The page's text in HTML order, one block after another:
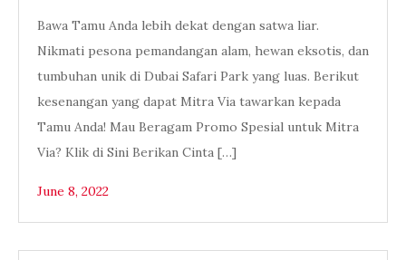
Bawa Tamu Anda lebih dekat dengan satwa liar.
Nikmati pesona pemandangan alam, hewan eksotis, dan
tumbuhan unik di Dubai Safari Park yang luas. Berikut
kesenangan yang dapat Mitra Via tawarkan kepada
Tamu Anda! Mau Beragam Promo Spesial untuk Mitra
Via? Klik di Sini Berikan Cinta […]
June 8, 2022